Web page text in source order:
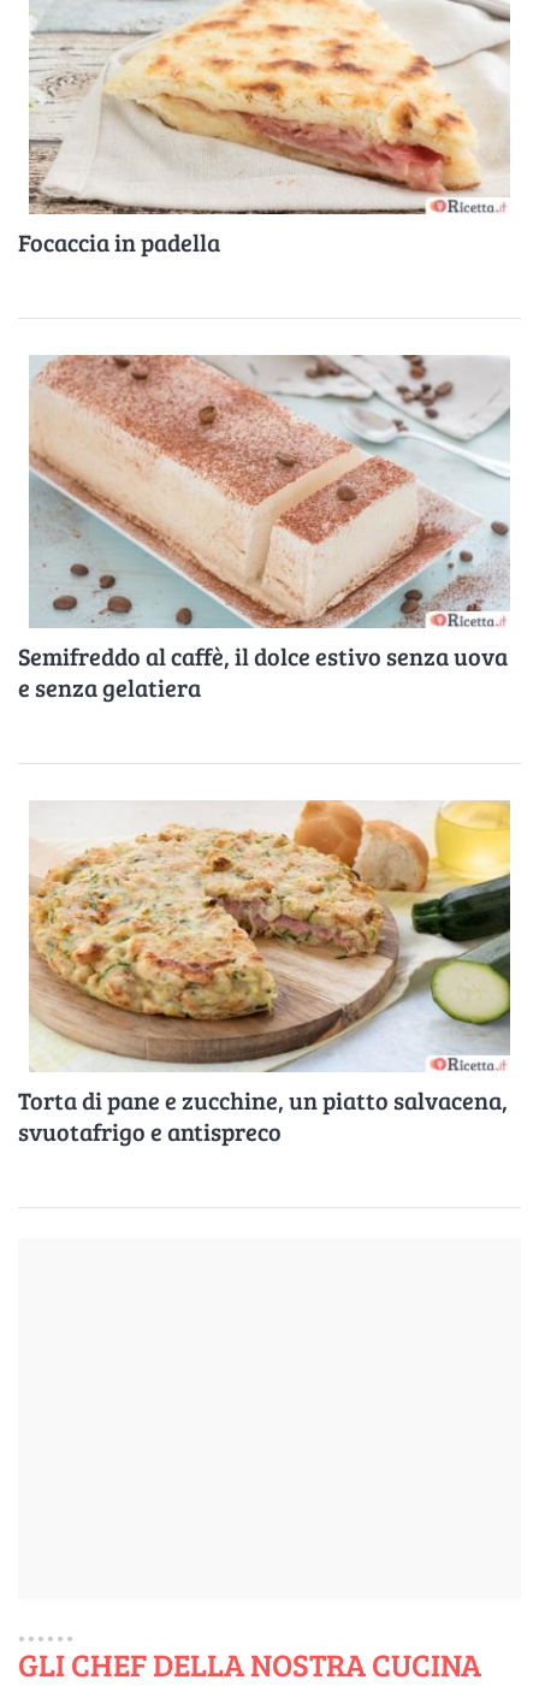
Focaccia in padella
Semifreddo al caffè, il dolce estivo senza uova
e senza gelatiera
Torta di pane e zucchine, un piatto salvacena,
svuotafrigo e antispreco
GLI CHEF DELLA NOSTRA CUCINA